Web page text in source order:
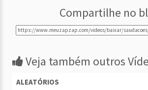
Compartilhe no
Veja também outros
ALEATÓRIOS